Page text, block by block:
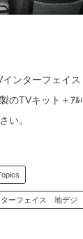
ンターフェイ
のTVキット＋ｱ
い。
ターフェイス 地デ